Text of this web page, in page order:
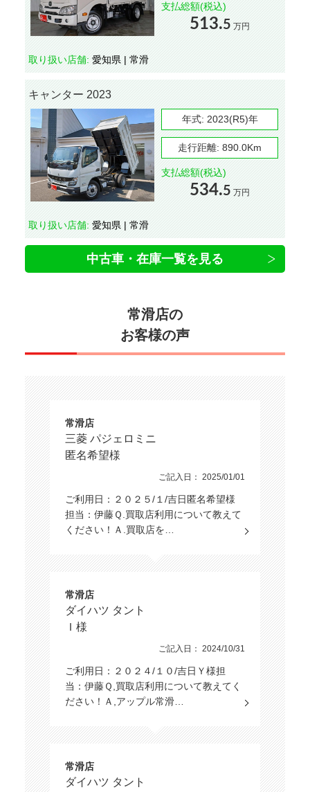
支払総額(税込)
513.5 万円
取り扱い店舗: 愛知県 | 常滑
キャンター 2023
年式: 2023(R5)年
走行距離: 890.0Km
支払総額(税込)
534.5 万円
取り扱い店舗: 愛知県 | 常滑
中古車・在庫一覧を見る
常滑店の
お客様の声
常滑店
三菱 パジェロミニ
匿名希望様
ご記入日： 2025/01/01
ご利用日：２０２５/１/吉日匿名希望様
担当：伊藤Ｑ.買取店利用について教えて
ください！Ａ.買取店を…
常滑店
ダイハツ タント
Ｉ様
ご記入日： 2024/10/31
ご利用日：２０２４/１０/吉日Ｙ様担
当：伊藤Ｑ,買取店利用について教えてく
ださい！Ａ,アップル常滑…
常滑店
ダイハツ タント